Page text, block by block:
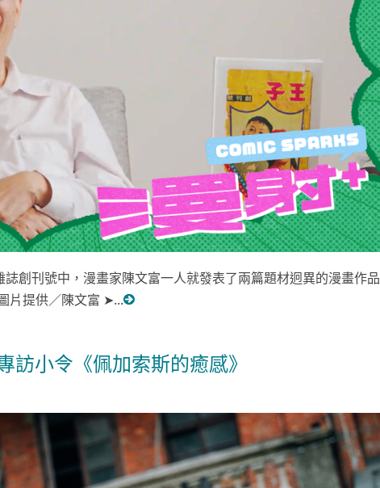
創刊號中，漫畫家陳文富一人就發表了兩篇題材迥異的漫畫作品
片提供／陳文富 ➤...
訪小令《佩加索斯的癒感》